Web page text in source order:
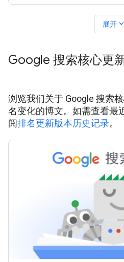
展开 expand_more
Google 搜索核心更
浏览我们关于 Google 搜索
名变化的博文。如需查看最
阅排名更新版本历史记录。